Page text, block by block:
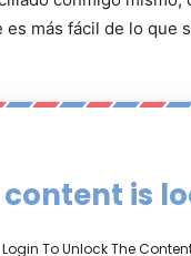
es más fácil de lo que
content is
Login To Unlock The